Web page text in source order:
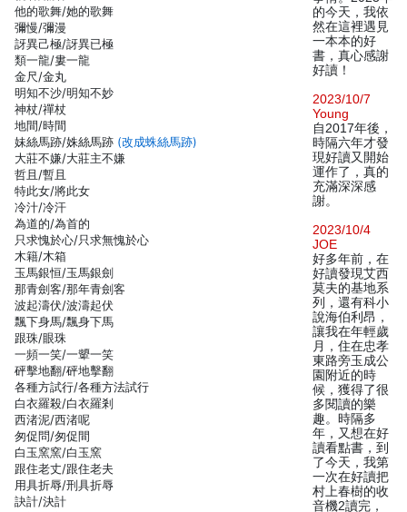
他的歌舞/她的歌舞
彌慢/彌漫
訝異己極/訝異已極
類一龍/婁一龍
金尺/金丸
明知不沙/明知不妙
神杖/禪杖
地間/時間
妹絲馬跡/姝絲馬跡 (改成蛛絲馬跡)
大莊不嫌/大莊主不嫌
哲且/暫且
特此女/將此女
冷汁/冷汗
為道的/為首的
只求愧於心/只求無愧於心
木籍/木箱
玉馬銀恒/玉馬銀劍
那青劍客/那年青劍客
波起濤伏/波濤起伏
飄下身馬/飄身下馬
跟珠/眼珠
一頻一笑/一顰一笑
砰擊地翻/砰地擊翻
各種方試行/各種方法試行
白衣羅殺/白衣羅剎
西渚泥/西渚呢
匆促問/匆促間
白玉窯窯/白玉窯
跟住老丈/跟住老夫
用具折辱/刑具折辱
訣計/決計
的今天，我依
然在這裡遇見
一本本的好
書，真心感謝
好讀！
2023/10/7
Young
自2017年後，
時隔六年才發
現好讀又開始
運作了，真的
充滿深深感
謝。
2023/10/4
JOE
好多年前，在
好讀發現艾西
莫夫的基地系
列，還有科小
說海伯利昂，
讓我在年輕歲
月，住在忠孝
東路旁玉成公
園附近的時
候，獲得了很
多閱讀的樂
趣。時隔多
年，又想在好
讀看點書，到
了今天，我第
一次在好讀把
村上春樹的收
音機2讀完，